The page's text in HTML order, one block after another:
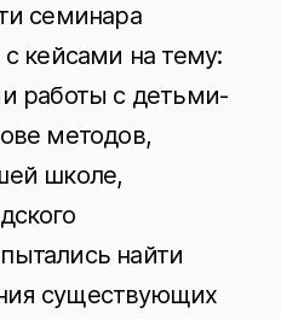
семинара
кейсами на тему:
работы с детьми-
методов,
школе,
найти
существующих